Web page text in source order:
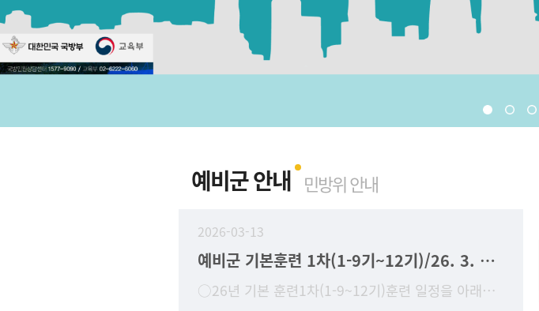
예비군 안내 민방위 안내
2026-03-13
예비군 기본훈련 1차(1-9기~12기)/26. 3. 30(월) ~ 4. 2일(목) 훈련안내
○26년 기본 훈련1차(1-9~12기)훈련 일정을 아래와 같이 안내하오니예비군홈페이지에 접속하여 본인이 원하는 날짜에 일정 선택을 하시기를 바랍니다. /소집통지서도 확인하시고 수령